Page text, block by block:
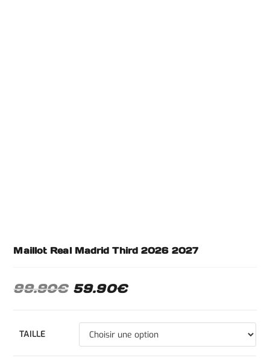
Maillot Real Madrid Third 2026 2027
99.90€ 59.90€
TAILLE